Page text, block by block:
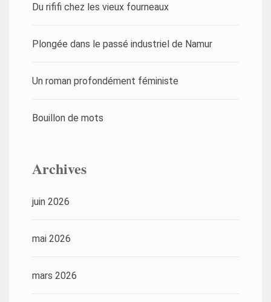
Du rififi chez les vieux fourneaux
Plongée dans le passé industriel de Namur
Un roman profondément féministe
Bouillon de mots
Archives
juin 2026
mai 2026
mars 2026